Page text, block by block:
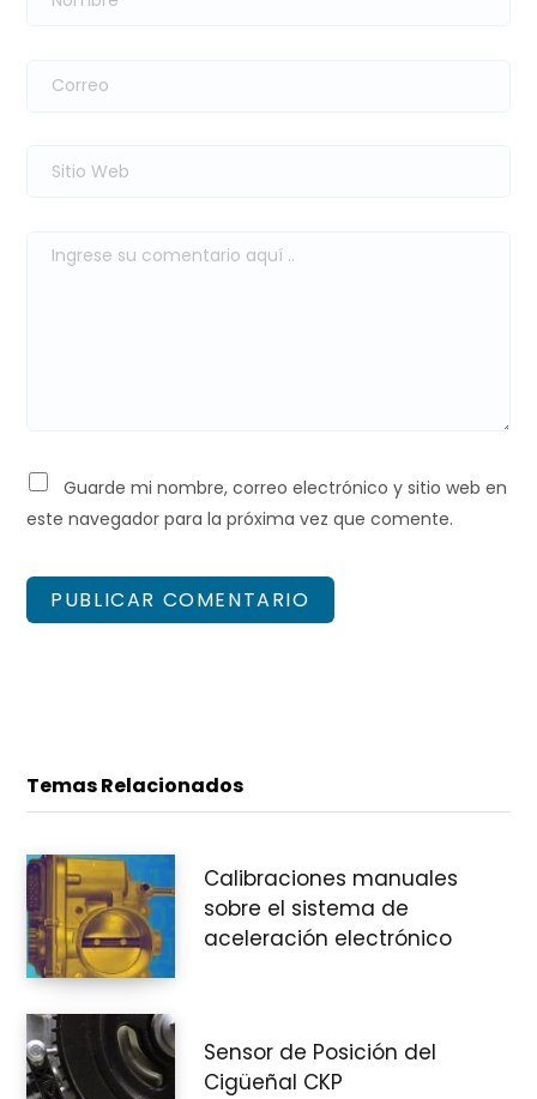
Guarde mi nombre, correo electrónico y sitio web en
este navegador para la próxima vez que comente.
Temas Relacionados
Calibraciones manuales
sobre el sistema de
aceleración electrónico
Sensor de Posición del
Cigüeñal CKP